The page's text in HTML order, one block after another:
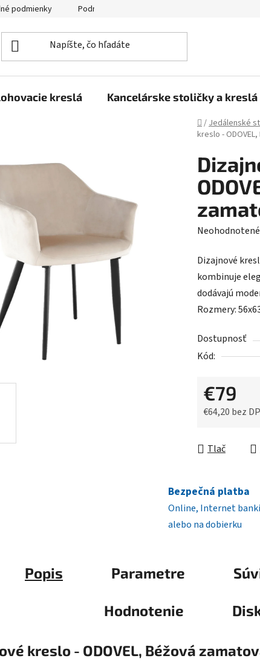
podmienky Podmienky ochrany osobných údajov
kreslá Kancelárske stoličky a kreslá
Domov
/Jedálenské
kreslo -
Priemerné
produktu
je
0,0
z
hviezdičiek.
Neohodnotené
Dizajnové
kombinuje
dodávajú
Rozmery:
Dostupnosť
Kód:
€79
€64,20 bez
Tlač
Bezpečná platba
Online, Internet
alebo na dobierku
Popis Parametre
Hodnotenie
kreslo - ODOVEL, Béžová